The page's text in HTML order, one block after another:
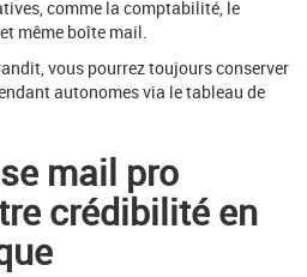
comme la comptabilité, le
même boîte mail.
vous pourrez toujours conserver
autonomes via le tableau de
mail pro
crédibilité en